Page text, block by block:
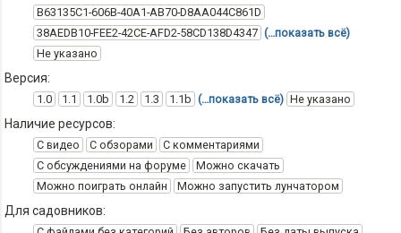
B63135C1-606B-40A1-AB70-D8AA044C861D
38AEDB10-FEE2-42CE-AFD2-58CD138D4347 (…показать всё)
Не указано
Версия:
1.0 1.1 1.0b 1.2 1.3 1.1b (…показать всё) Не указано
Наличие ресурсов:
С видео С обзорами
С комментариями
С обсуждениями на форуме
Можно скачать
Можно поиграть онлайн
Можно запустить лунчатором
Для садовников: